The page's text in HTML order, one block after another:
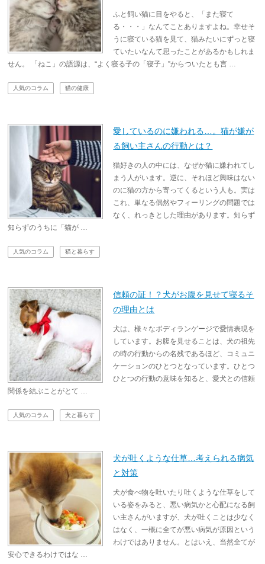
ふと飼い猫に目をやると、「また寝て
る・・・」なんてことありますよね。幸せそ
うに寝ている猫を見て、猫みたいにずっと寝
ていたいなんて思ったことがあるかもしれま
せん。 「ねこ」の語源は、“よく寝る子の「寝子」”からついたとも言 …
人気のコラム 猫の健康
愛しているのに嫌われる…。猫が嫌が
る飼い主さんの行動とは？
猫好きの人の中には、なぜか猫に嫌われてし
まう人がいます。逆に、それほど興味はない
のに猫の方から寄ってくるという人も。実は
これ、単なる偶然やフィーリングの問題では
なく、れっきとした理由があります。知らず
知らずのうちに「猫が …
人気のコラム 猫と暮らす
信頼の証！？犬がお腹を見せて寝るそ
の理由とは
犬は、様々なボディランゲージで愛情表現を
しています。お腹を見せることは、犬の祖先
の時の行動からの名残であるほど、コミュニ
ケーションのひとつとなっています。ひとつ
ひとつの行動の意味を知ると、愛犬との信頼
関係を結ぶことがとて …
人気のコラム 犬と暮らす
犬が吐くような仕草…考えられる病気
と対策
犬が食べ物を吐いたり吐くような仕草をして
いる姿をみると、悪い病気かと心配になる飼
い主さんがいますが、犬が吐くことは少なく
はなく、一概に全てが悪い病気が原因という
わけではありません。とはいえ、当然全てが
安心できるわけではな …